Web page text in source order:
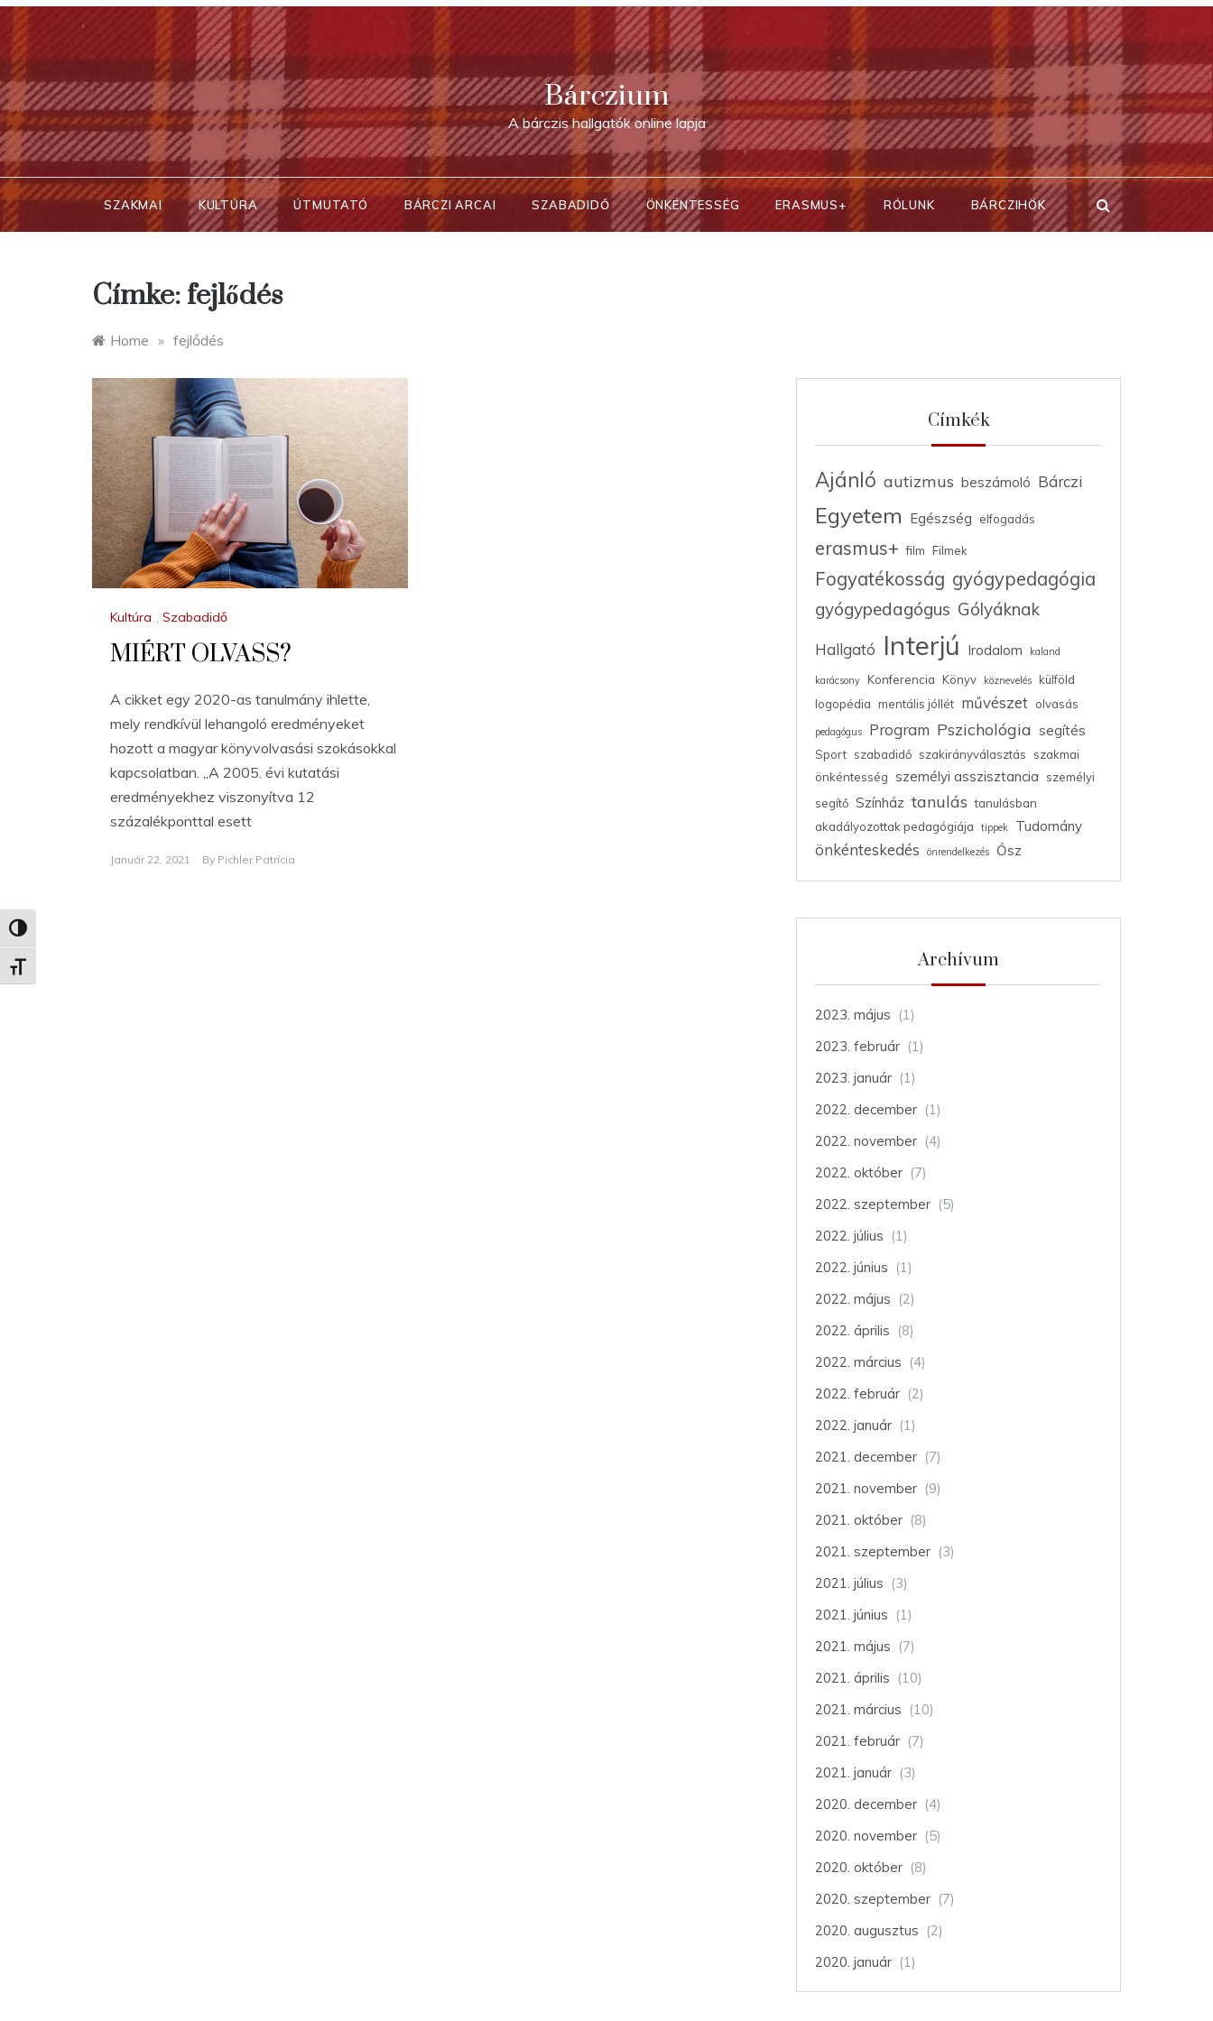
Nagy kontraszt váltása
Betűméret váltása
Skip
content
Bárczium
A bárczis hallgatók online lapja
SZAKMAI KULTÚRA ÚTMUTATÓ BÁRCZI ARCAI SZABADIDŐ ÖNKÉNTESSÉG ERASMUS+ RÓLUNK BÁRCZIHÖK
Címke: fejlődés
Home » fejlődés
Kultúra , Szabadidő
MIÉRT OLVASS?
A cikket egy 2020-as tanulmány ihlette,
mely rendkívül lehangoló eredményeket
hozott a magyar könyvolvasási szokásokkal
kapcsolatban. „A 2005. évi kutatási
eredményekhez viszonyítva 12
százalékponttal esett
Január 22, 2021 By Pichler Patrícia
Címkék
Ajánló autizmus beszámoló Bárczi
Egyetem Egészség elfogadás
erasmus+ film Filmek
Fogyatékosság gyógypedagógia
gyógypedagógus Gólyáknak
Hallgató Interjú Irodalom kaland
karácsony Konferencia Könyv köznevelés
külföld
logopédia mentális jóllét művészet olvasás
pedagógus Program Pszichológia segítés
Sport szabadidő szakirányválasztás
szakmai
önkéntesség személyi asszisztancia
személyi
segítő Színház tanulás tanulásban
akadályozottak pedagógiája
tippek Tudomány
önkénteskedés önrendelkezés Ősz
Archívum
2023. május (1)
2023. február (1)
2023. január (1)
2022. december (1)
2022. november (4)
2022. október (7)
2022. szeptember (5)
2022. július (1)
2022. június (1)
2022. május (2)
2022. április (8)
2022. március (4)
2022. február (2)
2022. január (1)
2021. december (7)
2021. november (9)
2021. október (8)
2021. szeptember (3)
2021. július (3)
2021. június (1)
2021. május (7)
2021. április (10)
2021. március (10)
2021. február (7)
2021. január (3)
2020. december (4)
2020. november (5)
2020. október (8)
2020. szeptember (7)
2020. augusztus (2)
2020. január (1)